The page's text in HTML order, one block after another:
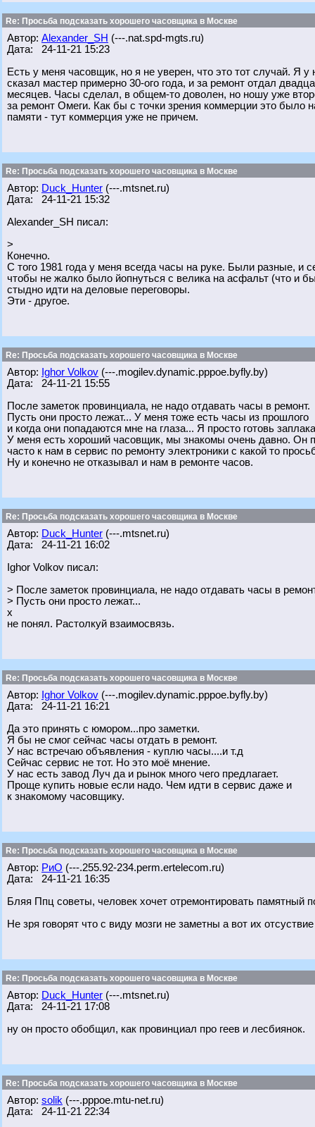
Re: Просьба подсказать хорошего часовщика в Москве
Автор: Alexander_SH (---.nat.spd-mgts.ru)
Дата: 24-11-21 15:23
Есть у меня часовщик, но я не уверен, что это тот случай. Я
сказал мастер примерно 30-ого года, и за ремонт отдал
месяцев. Часы сделал, в общем-то доволен, но ношу уже
за ремонт Омеги. Как бы с точки зрения коммерции это было
памяти - тут коммерция уже не причем.
Re: Просьба подсказать хорошего часовщика в Москве
Автор: Duck_Hunter (---.mtsnet.ru)
Дата: 24-11-21 15:32
Alexander_SH писал:
>
Конечно.
С того 1981 года у меня всегда часы на руке. Были разные, и
чтобы не жалко было йопнуться с велика на асфальт (что и
стыдно идти на деловые переговоры.
Эти - другое.
Re: Просьба подсказать хорошего часовщика в Москве
Автор: Ighor Volkov (---.mogilev.dynamic.pppoe.byfly.by)
Дата: 24-11-21 15:55
После заметок провинциала, не надо отдавать часы в ремонт.
Пусть они просто лежат... У меня тоже есть часы из прошлого
и когда они попадаются мне на глаза... Я просто готовь
У меня есть хороший часовщик, мы знакомы очень давно. Он
часто к нам в сервис по ремонту электроники с какой то
Ну и конечно не отказывал и нам в ремонте часов.
Re: Просьба подсказать хорошего часовщика в Москве
Автор: Duck_Hunter (---.mtsnet.ru)
Дата: 24-11-21 16:02
Ighor Volkov писал:
> После заметок провинциала, не надо отдавать часы в
> Пусть они просто лежат...
х
не понял. Растолкуй взаимосвязь.
Re: Просьба подсказать хорошего часовщика в Москве
Автор: Ighor Volkov (---.mogilev.dynamic.pppoe.byfly.by)
Дата: 24-11-21 16:21
Да это принять с юмором...про заметки.
Я бы не смог сейчас часы отдать в ремонт.
У нас встречаю объявления - куплю часы....и т.д
Сейчас сервис не тот. Но это моё мнение.
У нас есть завод Луч да и рынок много чего предлагает.
Проще купить новые если надо. Чем идти в сервис даже и
к знакомому часовщику.
Re: Просьба подсказать хорошего часовщика в Москве
Автор: РиО (---.255.92-234.perm.ertelecom.ru)
Дата: 24-11-21 16:35
Бляя Ппц советы, человек хочет отремонтировать памятный
Не зря говорят что с виду мозги не заметны а вот их
Re: Просьба подсказать хорошего часовщика в Москве
Автор: Duck_Hunter (---.mtsnet.ru)
Дата: 24-11-21 17:08
ну он просто обобщил, как провинциал про геев и лесбиянок.
Re: Просьба подсказать хорошего часовщика в Москве
Автор: solik (---.pppoe.mtu-net.ru)
Дата: 24-11-21 22:34